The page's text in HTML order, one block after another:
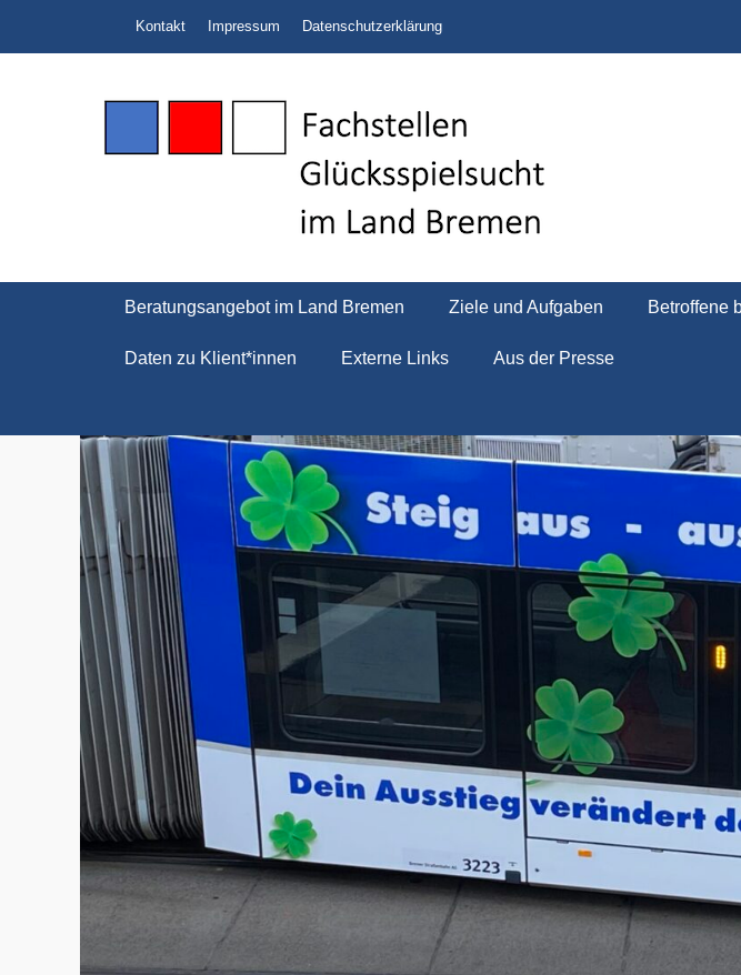
Header Top Menu
Kontakt Impressum Datenschutzerklärung
Fachstellen
Fachstellen Glücksspielsucht im Land Bremen
Primäres Menü
Beratungsangebot im Land Bremen Ziele und Aufgaben Betroffene
Daten zu Klient*innen Externe Links Aus der Presse